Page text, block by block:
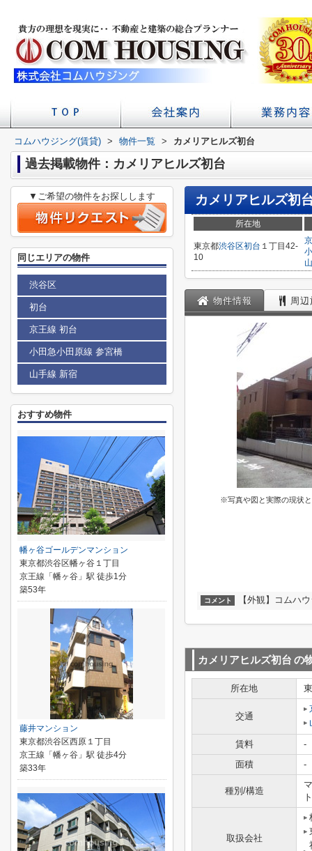
店舗へのアクセス
会社概要 初台の賃貸 不
コムハウジング(賃貸) > 物件一覧 > カメリアヒルズ初台
過去掲載物件：カメリアヒルズ初台
カメリアヒルズ初
所在地
東京都渋谷区初台 １丁目42-
10
物件情報 周
※写真や図と実際の現状
コメント 【外観】コムハ
カメリアヒルズ初台 の
所在地
交通
賃料
-
面積
-
種別/構造
ト
取扱会社
▼ご希望の物件をお探しします
同じエリアの物件
渋谷区
初台
京王線 初台
小田急小田原線 参宮橋
山手線 新宿
おすすめ物件
幡ヶ谷ゴールデンマンション
東京都渋谷区幡ヶ谷１丁目
京王線「幡ヶ谷」駅 徒歩1分
築53年
藤井マンション
東京都渋谷区西原１丁目
京王線「幡ヶ谷」駅 徒歩4分
築33年